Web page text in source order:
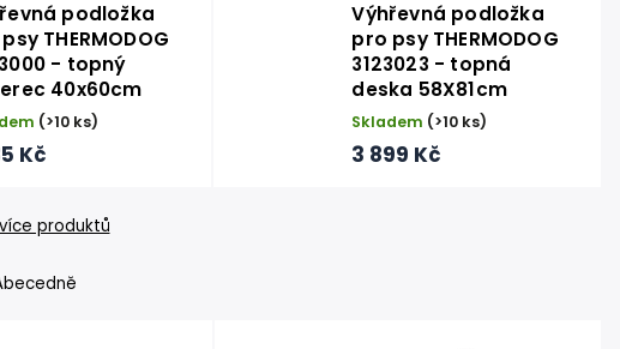
podložka
THERMODOG
- topný
40x60cm
(>10 ks)
Kč
Výhřevná podložka
pro psy THERMODOG
3123023 - topná
deska 58X81cm
Skladem (>10 ks)
3 899 Kč
produktů